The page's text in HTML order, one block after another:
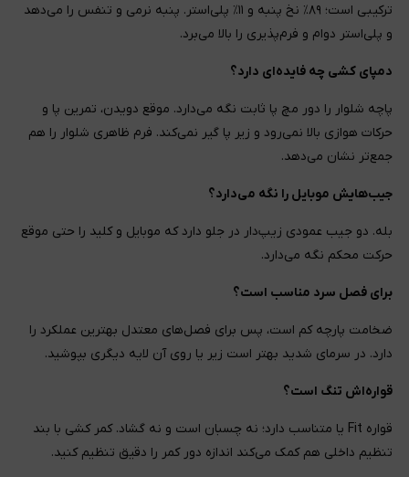
ترکیبی است؛ ۸۹٪ نخ پنبه و ۱۱٪ پلی‌استر. پنبه نرمی و تنفس را می‌دهد
و پلی‌استر دوام و فرم‌پذیری را بالا می‌برد.
دمپای کشی چه فایده‌ای دارد؟
پاچه شلوار را دور مچ پا ثابت نگه می‌دارد. موقع دویدن، تمرین پا و
حرکات هوازی بالا نمی‌رود و زیر پا گیر نمی‌کند. فرم ظاهری شلوار را هم
جمع‌تر نشان می‌دهد.
جیب‌هایش موبایل را نگه می‌دارد؟
بله. دو جیب عمودی زیپ‌دار در جلو دارد که موبایل و کلید را حتی موقع
حرکت محکم نگه می‌دارد.
برای فصل سرد مناسب است؟
ضخامت پارچه کم است، پس برای فصل‌های معتدل بهترین عملکرد را
دارد. در سرمای شدید بهتر است زیر یا روی آن لایه دیگری بپوشید.
قواره‌اش تنگ است؟
قواره Fit یا متناسب دارد؛ نه چسبان است و نه گشاد. کمر کشی با بند
تنظیم داخلی هم کمک می‌کند اندازه دور کمر را دقیق تنظیم کنید.